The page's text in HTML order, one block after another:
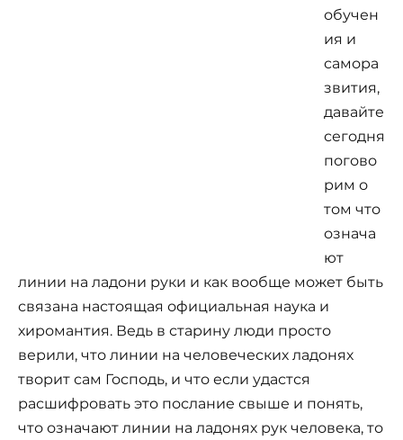
обучен
ия и
самора
звития,
давайте
сегодня
погово
рим о
том что
означа
ют
линии на ладони руки и как вообще может быть
связана настоящая официальная наука и
хиромантия. Ведь в старину люди просто
верили, что линии на человеческих ладонях
творит сам Господь, и что если удастся
расшифровать это послание свыше и понять,
что означают линии на ладонях рук человека, то